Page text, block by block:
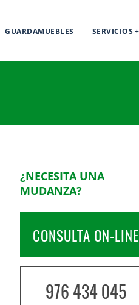
GUARDAMUEBLES SERVICIOS
¿NECESITA UNA
MUDANZA?
CONSULTA ON-LINE
976 434 045